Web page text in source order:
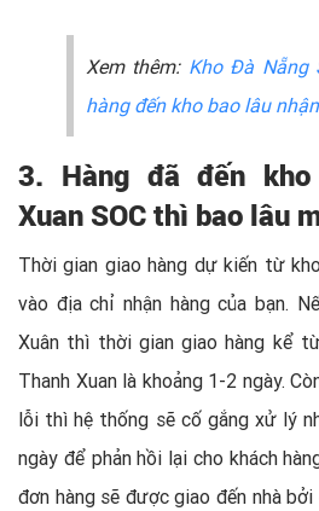
Xem thêm: Kho Đà Nẵng
hàng đến kho bao lâu
3. Hàng đã đến kho
Xuan SOC thì bao lâu
Thời gian giao hàng dự kiến từ
vào địa chỉ nhận hàng của bạn.
Xuân thì thời gian giao hàng kể
Thanh Xuan là khoảng 1-2 ngày.
lỗi thì hệ thống sẽ cố gắng xử lý
ngày để phản hồi lại cho khách
đơn hàng sẽ được giao đến nhà